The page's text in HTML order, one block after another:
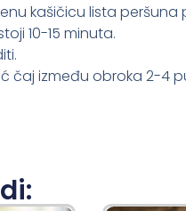
kašičicu lista peršuna
10-15 minuta.
čaj između obroka 2-4